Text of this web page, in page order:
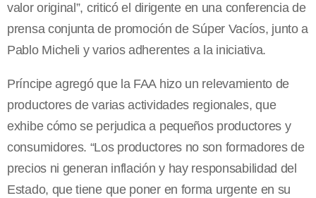
valor original”, criticó el dirigente en una conferencia de
prensa conjunta de promoción de Súper Vacíos, junto a
Pablo Micheli y varios adherentes a la iniciativa.
Príncipe agregó que la FAA hizo un relevamiento de
productores de varias actividades regionales, que
exhibe cómo se perjudica a pequeños productores y
consumidores. “Los productores no son formadores de
precios ni generan inflación y hay responsabilidad del
Estado, que tiene que poner en forma urgente en su